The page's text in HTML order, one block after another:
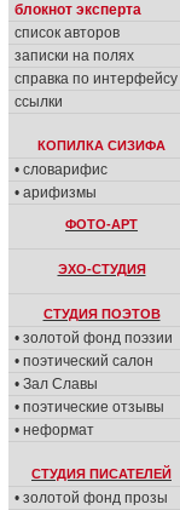
блокнот эксперта
список авторов
записки на полях
справка по интерфейсу
ссылки
КОПИЛКА СИЗИФА
• словарифис
• арифизмы
ФОТО-АРТ
ЭХО-СТУДИЯ
СТУДИЯ ПОЭТОВ
• золотой фонд поэзии
• поэтический салон
• Зал Славы
• поэтические отзывы
• неформат
СТУДИЯ ПИСАТЕЛЕЙ
• золотой фонд прозы